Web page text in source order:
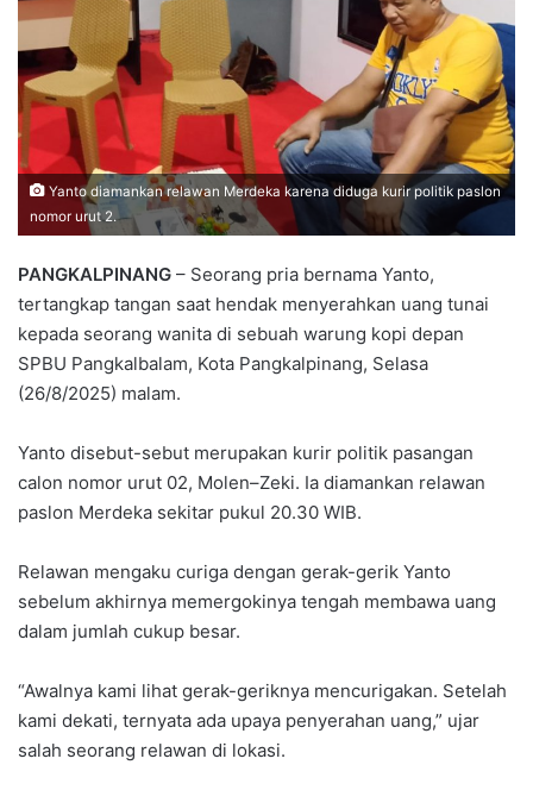
Yanto diamankan relawan Merdeka karena diduga kurir politik paslon
nomor urut 2.
PANGKALPINANG – Seorang pria bernama Yanto,
tertangkap tangan saat hendak menyerahkan uang tunai
kepada seorang wanita di sebuah warung kopi depan
SPBU Pangkalbalam, Kota Pangkalpinang, Selasa
(26/8/2025) malam.
Yanto disebut-sebut merupakan kurir politik pasangan
calon nomor urut 02, Molen–Zeki. Ia diamankan relawan
paslon Merdeka sekitar pukul 20.30 WIB.
Relawan mengaku curiga dengan gerak-gerik Yanto
sebelum akhirnya memergokinya tengah membawa uang
dalam jumlah cukup besar.
“Awalnya kami lihat gerak-geriknya mencurigakan. Setelah
kami dekati, ternyata ada upaya penyerahan uang,” ujar
salah seorang relawan di lokasi.